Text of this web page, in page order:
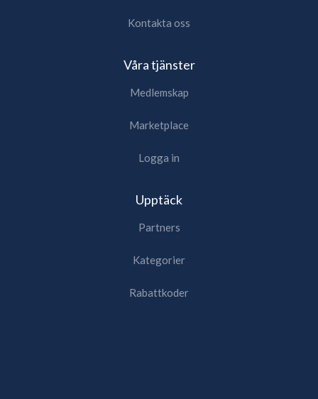
Kontakta oss
Våra tjänster
Medlemskap
Marketplace
Logga in
Upptäck
Partners
Kategorier
Rabattkoder